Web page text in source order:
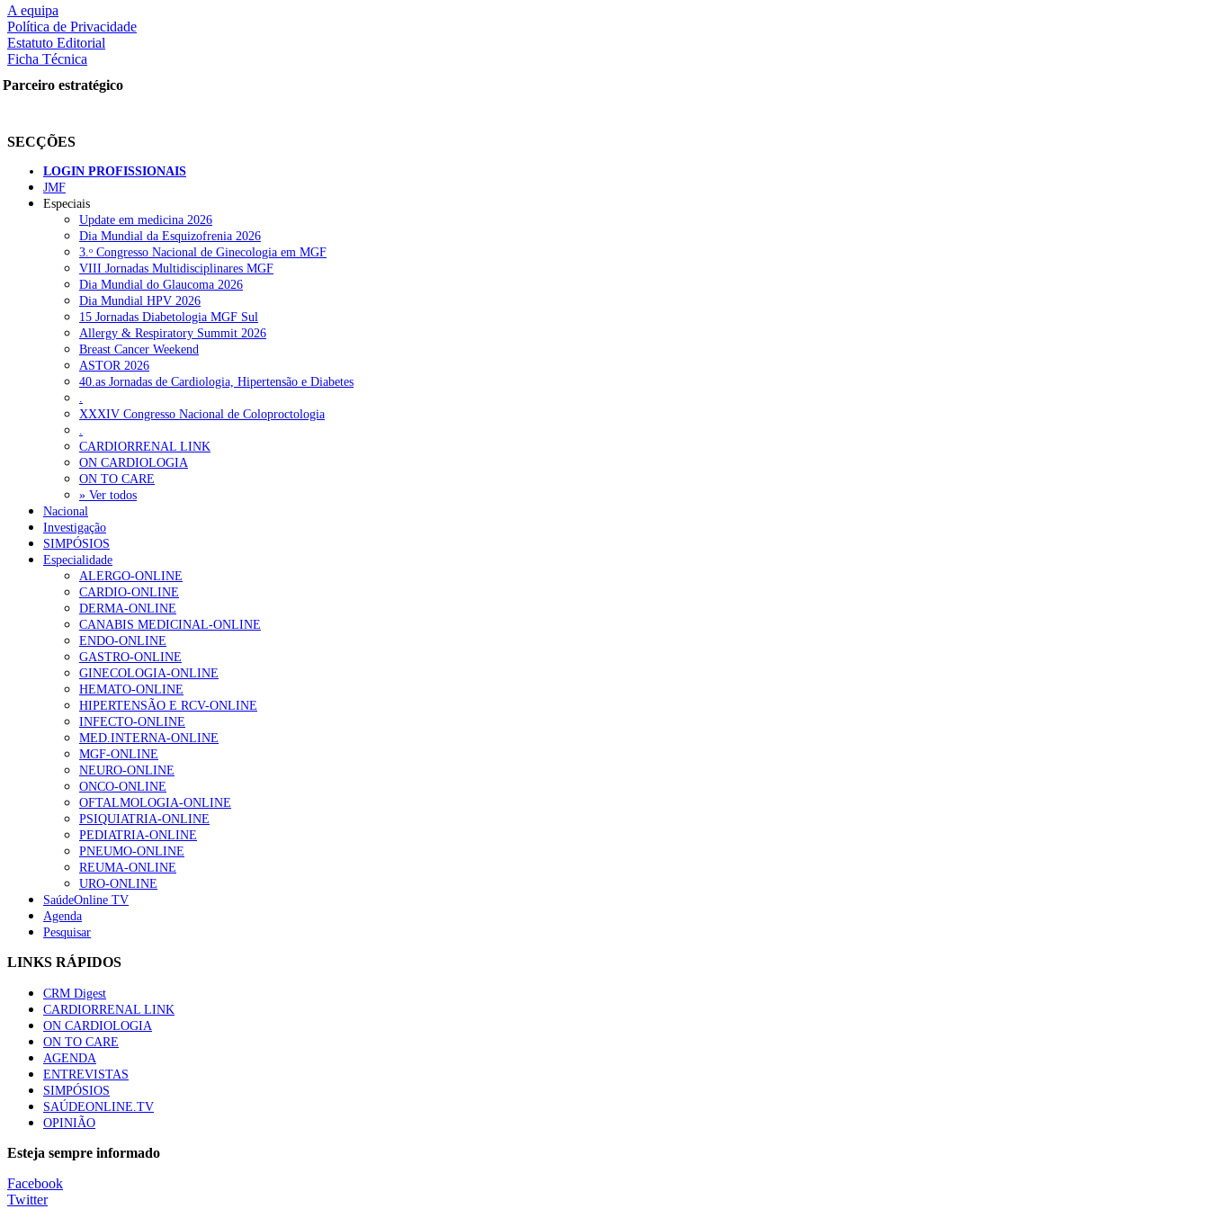
nas redes sociais:
RECENTES
Portugal está a formar os médicos de que precisa?
Estudantes de Medicina representados na 79.ª World Health Assembly
SCORA X-Change Portugal promove formação internacional em saúde sexual e reprodutiva
ANEM reúne com coordenador do Pacto Estratégico para a Saúde
Sindicato diz que nova carreira de médicos dentistas reforça estabilidade no SNS
MAIS LIDAS
Enfermagem Forense. “Da urgência ao tribunal, cada gesto conta e cada profissional faz a diferença”
202 visualizações
Alguns milhares de utentes podem ficar sem médico de família com nova regras do registo, alerta associação
175 visualizações
Quase quatro em cada dez doentes com enfarte apresentavam níveis elevados de Lp(a), revela estudo
86 visualizações
“Os programas de rastreio do cancro do pulmão são custo-efetivos e representam um investimento sustentável para os sistemas de saúde”
66 visualizações
Trodelvy aprovado para primeira linha no cancro da mama triplo negativo metastático em doentes não elegíveis para inibidores PD-(L)1
61 visualizações
Especialistas defendem mais potássio na alimentação para ajudar a controlar a hipertensão
57 visualizações
MAIS NOTÍCIAS
Sindicato diz que nova carreira de médicos dentistas reforça estabilidade no SNS
6 Ago, 2026|0 Comments
Mais de 400 utentes beneficiaram de comparticipação reforçada para tratamentos de infertilidade na Madeira
A equipa
Política de Privacidade
Estatuto Editorial
Ficha Técnica
Parceiro estratégico
SECÇÕES
LOGIN PROFISSIONAIS
JMF
Especiais
Update em medicina 2026
Dia Mundial da Esquizofrenia 2026
3.ᵒ Congresso Nacional de Ginecologia em MGF
VIII Jornadas Multidisciplinares MGF
Dia Mundial do Glaucoma 2026
Dia Mundial HPV 2026
15 Jornadas Diabetologia MGF Sul
Allergy & Respiratory Summit 2026
Breast Cancer Weekend
ASTOR 2026
40.as Jornadas de Cardiologia, Hipertensão e Diabetes
.
XXXIV Congresso Nacional de Coloproctologia
.
CARDIORRENAL LINK
ON CARDIOLOGIA
ON TO CARE
» Ver todos
Nacional
Investigação
SIMPÓSIOS
Especialidade
ALERGO-ONLINE
CARDIO-ONLINE
DERMA-ONLINE
CANABIS MEDICINAL-ONLINE
ENDO-ONLINE
GASTRO-ONLINE
GINECOLOGIA-ONLINE
HEMATO-ONLINE
HIPERTENSÃO E RCV-ONLINE
INFECTO-ONLINE
MED.INTERNA-ONLINE
MGF-ONLINE
NEURO-ONLINE
ONCO-ONLINE
OFTALMOLOGIA-ONLINE
PSIQUIATRIA-ONLINE
PEDIATRIA-ONLINE
PNEUMO-ONLINE
REUMA-ONLINE
URO-ONLINE
SaúdeOnline TV
Agenda
Pesquisar
LINKS RÁPIDOS
CRM Digest
CARDIORRENAL LINK
ON CARDIOLOGIA
ON TO CARE
AGENDA
ENTREVISTAS
SIMPÓSIOS
SAÚDEONLINE.TV
OPINIÃO
Esteja sempre informado
Facebook
Twitter